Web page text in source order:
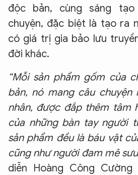
độc bản, cùng sáng
chuyện, đặc biệt là tạo ra
có giá trị gia bảo lưu
đời khác.
“Mỗi sản phẩm gốm của
bản, nó mang câu
nhân, được đắp thêm tâm
của những bàn tay người
sản phẩm đều là báu vật
cũng như người đam mê
diễn Hoàng Công